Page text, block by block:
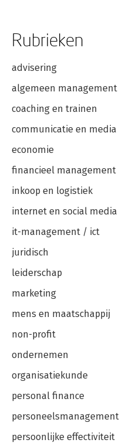
Rubrieken
advisering
algemeen management
coaching en trainen
communicatie en media
economie
financieel management
inkoop en logistiek
internet en social media
it-management / ict
juridisch
leiderschap
marketing
mens en maatschappij
non-profit
ondernemen
organisatiekunde
personal finance
personeelsmanagement
persoonlijke effectiviteit